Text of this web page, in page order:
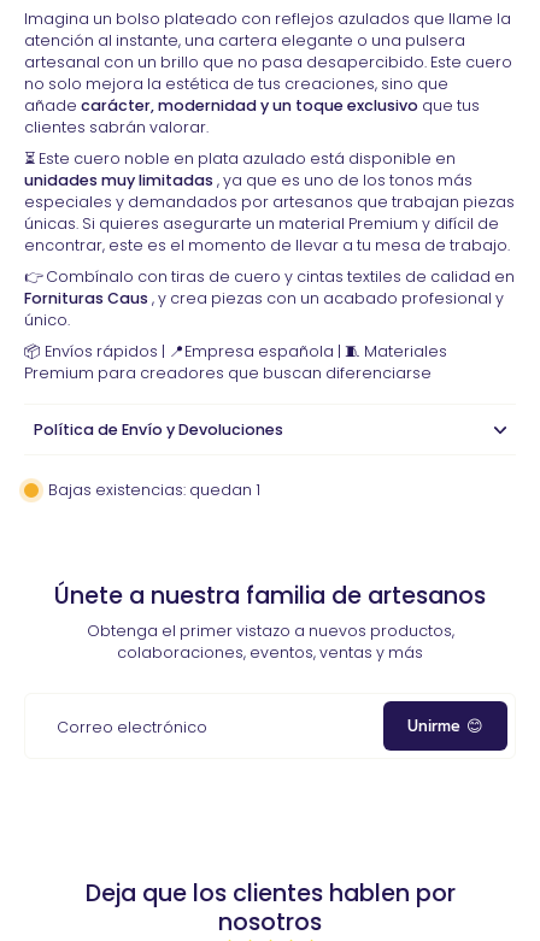
Imagina un bolso plateado con reflejos azulados que llame la
atención al instante, una cartera elegante o una pulsera
artesanal con un brillo que no pasa desapercibido. Este cuero
no solo mejora la estética de tus creaciones, sino que
añade carácter, modernidad y un toque exclusivo que tus
clientes sabrán valorar.
⏳ Este cuero noble en plata azulado está disponible en
unidades muy limitadas , ya que es uno de los tonos más
especiales y demandados por artesanos que trabajan piezas
únicas. Si quieres asegurarte un material Premium y difícil de
encontrar, este es el momento de llevar a tu mesa de trabajo.
👉 Combínalo con tiras de cuero y cintas textiles de calidad en
Fornituras Caus , y crea piezas con un acabado profesional y
único.
📦 Envíos rápidos | 📍Empresa española | 🧵 Materiales
Premium para creadores que buscan diferenciarse
Política de Envío y Devoluciones
Bajas existencias: quedan 1
Únete a nuestra familia de artesanos
Obtenga el primer vistazo a nuevos productos,
colaboraciones, eventos, ventas y más
Correo electrónico Unirme 😊
Deja que los clientes hablen por
nosotros